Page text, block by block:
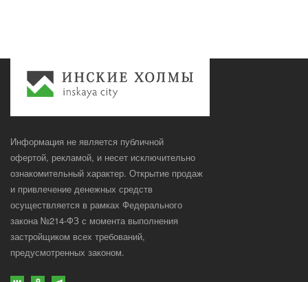
Информация не является публичной
офертой, рекламой, и несет исключительно
ознакомительный характер. Открытие продаж
и привлечение денежных средств
осуществляется в рамках Федерального
закона №214-ФЗ с момента выполнения
застройщиком всех требований,
предусмотренных законом.